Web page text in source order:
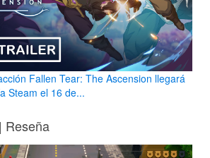
Fallen Tear: The Ascension llegará
Steam el 16 de...
Reseña